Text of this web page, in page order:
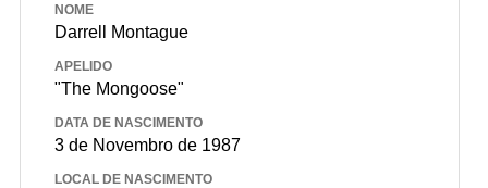
NOME
Darrell Montague
APELIDO
"The Mongoose"
DATA DE NASCIMENTO
3 de Novembro de 1987
LOCAL DE NASCIMENTO